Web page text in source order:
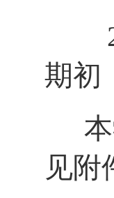
期初
见附